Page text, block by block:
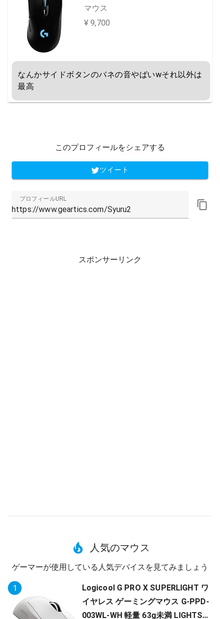
マウス
¥ 9,700
なんかサイドボタンのバネの音やばいwそれ以外は
最高
このプロフィールをシェアする
ツイート
プロフィールURL
スポンサーリンク
人気のマウス
ゲーマーが使用している人気デバイスを見てみましょう
1
Logicool G PRO X SUPERLIGHT ワ
イヤレス ゲーミングマウス G-PPD-
003WL-WH 軽量 63g未満 LIGHTSP